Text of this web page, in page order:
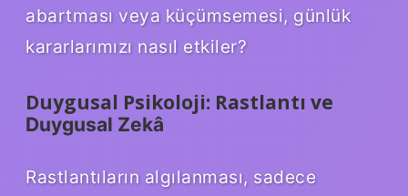
abartması veya küçümsemesi, günlük
kararlarımızı nasıl etkiler?
Duygusal Psikoloji: Rastlantı ve
Duygusal Zekâ
Rastlantıların algılanması, sadece